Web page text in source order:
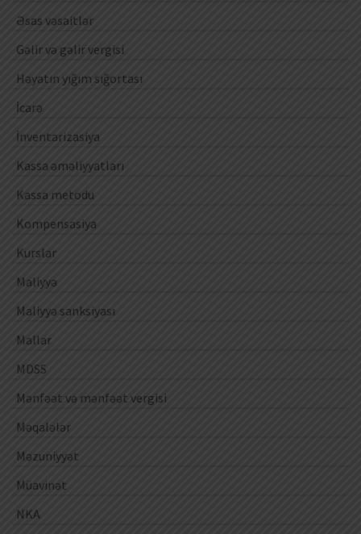
Əsas vəsaitlər
Gəlir və gəlir vergisi
Həyatın yığım sığortası
İcarə
İnventarizasiya
Kassa əməliyyatları
Kassa metodu
Kompensasiya
Kurslar
Maliyyə
Maliyyə sanksiyası
Mallar
MDSS
Mənfəət və mənfəət vergisi
Məqalələr
Məzuniyyət
Müavinət
NKA